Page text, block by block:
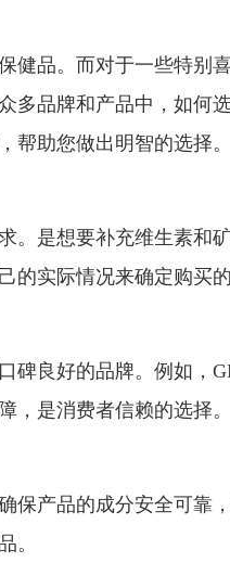
健品。而对于一些特别
多品牌和产品中，如何
帮助您做出明智的选择。
。是想要补充维生素和
的实际情况来确定购买的
良好的品牌。例如，
，是消费者信赖的选择。
保产品的成分安全可靠
。